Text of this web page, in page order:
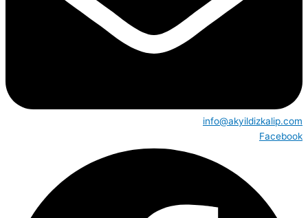
info@akyildizkalip.com
Facebook